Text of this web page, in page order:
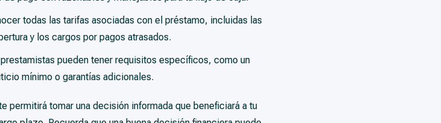
todas las tarifas asociadas con el préstamo, incluidas las
y los cargos por pagos atrasados.
pueden tener requisitos específicos, como un
mínimo o garantías adicionales.
permitirá tomar una decisión informada que beneficiará a tu